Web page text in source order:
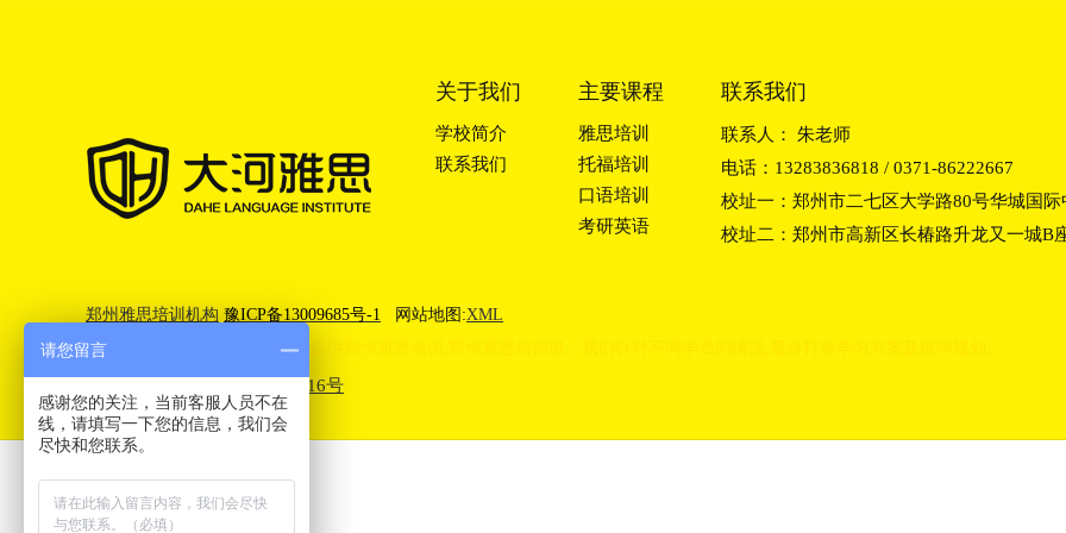
关于我们
学校简介
联系我们
主要课程
雅思培训
托福培训
口语培训
考研英语
联系我们
联系人： 朱老师
电话：13283836818 / 0371-86222667
校址一：郑州市二七区大学路80号华城国际
校址二：郑州市高新区长椿路升龙又一城B
郑州雅思培训机构 豫ICP备13009685号-1 网站地图:XML
郑州大河雅思(IELTS)培训学校提供
豫公网安备41010302003416号
请您留言
感谢您的关注，当前客服人员不在
线，请填写一下您的信息，我们会
尽快和您联系。